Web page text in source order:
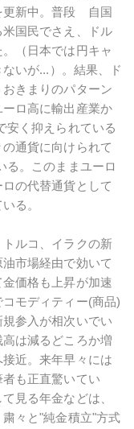
更新中。普段 自国
国民でさえ、ドル
（日本では円キャ
いが...）。結果、ド
きまりのパターン
ロ高に輸出産業か
安く抑えられている
通貨に向けられて
る。このままユーロ
の代替通貨として
る。
ルコ、イラクの新
市場経由で効いて
価格も上昇が加速
モディティー(商品)
参入が相次いでい
は減るどころか増
近。来年早々には
も正直驚いてい
見る年金などは、
々と"純金積立"方式